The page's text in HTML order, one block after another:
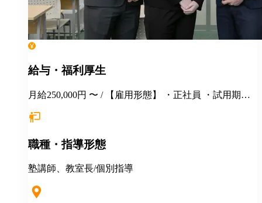
給与・福利厚生
月給250,000円 〜 / 【雇用形態】 ・正社員 ・試用期間6
経験・年齢等を考慮し、決定いたします。面接時にぜ
400万円（賞与、各種手当込み） ※上記は固定残業代
は、給与規定に基づき計算。 ※固定残業代は残業がな
室長の給与平均：月給33.1万円（2025年実績） ◆賞与
職種・指導形態
塾講師、教室長/個別指導